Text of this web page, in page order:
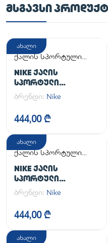
ᲛᲡᲒᲐᲕᲡᲘ
ახალი
ქალის სპორტული
NIKE ᲥᲐᲚᲘᲡ
ᲡᲞᲝᲠᲢᲣᲚᲘ
ᲤᲔᲮᲡᲐᲪᲛᲔᲚᲘ WMNS
AIR FORCE 1 '07
ბრენდი: Nike
444,00 ₾
ახალი
ქალის სპორტული
NIKE ᲥᲐᲚᲘᲡ
ᲡᲞᲝᲠᲢᲣᲚᲘ
ᲤᲔᲮᲡᲐᲪᲛᲔᲚᲘ W AIR
FORCE 1 '07 FLYEASE
ბრენდი: Nike
444,00 ₾
ახალი